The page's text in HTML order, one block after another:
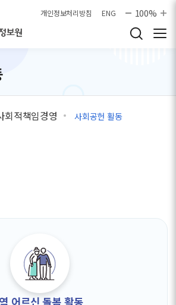
개인정보처리방침 ENG 100%
회적책임경영 사회공헌 활동
어르신 돌봄 활동